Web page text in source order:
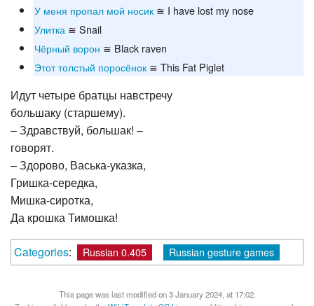
У меня пропал мой носик ≅ I have lost my nose
Улитка ≅ Snail
Чёрный ворон ≅ Black raven
Этот толстый поросёнок ≅ This Fat Piglet
Идут четыре братцы навстречу
большаку (старшему).
– Здравствуй, большак! –
говорят.
– Здорово, Васька-указка,
Гришка-середка,
Мишка-сиротка,
Да крошка Тимошка!
Categories: Russian 0.405 Russian gesture games
This page was last modified on 3 January 2024, at 17:02.